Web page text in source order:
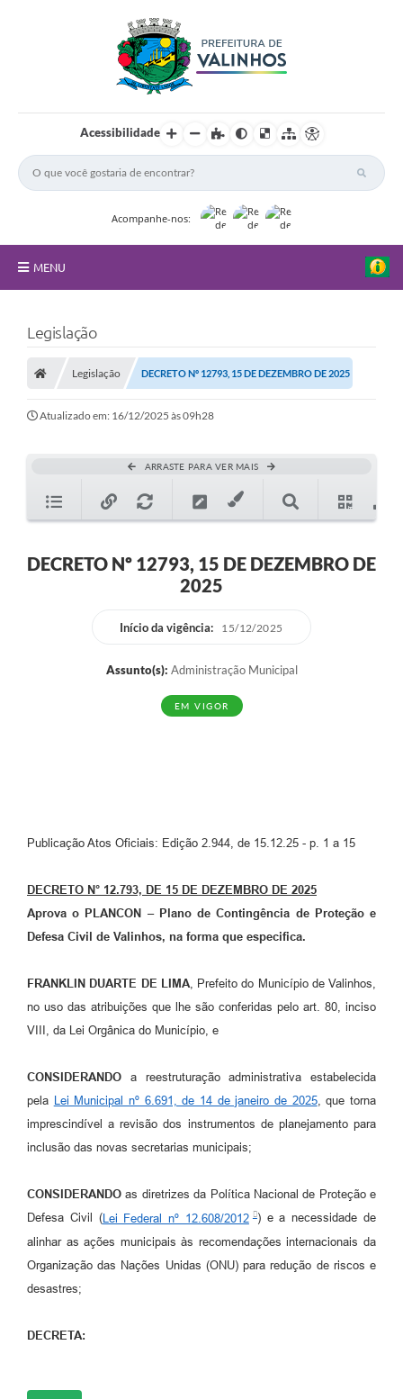
Acessibilidade
Acompanhe-nos:
MENU
Principal
Nossa Cidade
Secretarias
Transparência
Programa Famílias Fortes
Contratação de estagiário - estudante de Direito -
Vagas de emprego no PAT Valinhos
Carta de Serviços
Turismo
Obras
Conselhos Municipais
Projetos
Editais
Links
Telefones Úteis
A Prefeitura
Enquete
Agenda
Legislação
Legislação DECRETO Nº 12793, 15 DE DEZEMBRO DE 2025
Atualizado em: 16/12/2025 às 09h28
ARRASTE PARA VER MAIS
DECRETO Nº 12793, 15 DE DEZEMBRO DE
2025
Início da vigência: 15/12/2025
Assunto(s): Administração Municipal
EM VIGOR
Publicação Atos Oficiais: Edição 2.944, de 15.12.25 - p. 1 a 15
DECRETO N° 12.793, DE 15 DE DEZEMBRO DE 2025​
Aprova o PLANCON – Plano de Contingência de Proteção e
Defesa Civil de Valinhos, na forma que especifica.
FRANKLIN DUARTE DE LIMA, Prefeito do Município de Valinhos,
no uso das atribuições que lhe são conferidas pelo art. 80, inciso
VIII, da Lei Orgânica do Município, e
CONSIDERANDO a reestruturação administrativa estabelecida
pela Lei Municipal nº 6.691, de 14 de janeiro de 2025, que torna
imprescindível a revisão dos instrumentos de planejamento para
inclusão das novas secretarias municipais;
CONSIDERANDO as diretrizes da Política Nacional de Proteção e
Defesa Civil (Lei Federal nº 12.608/2012 ) e a necessidade de
alinhar as ações municipais às recomendações internacionais da
Organização das Nações Unidas (ONU) para redução de riscos e
desastres;
DECRETA: